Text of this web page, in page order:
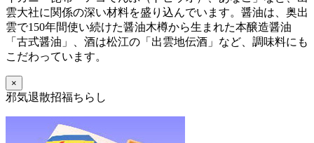
雲大社に関係の深い材料を盛り込んでいます。醤油は、奥出
雲で150年間使い続けた醤油木樽から生まれた本醸造醤油
「古式醤油」、酒は松江の「出雲地伝酒」など、調味料にも
こだわっています。
×
邪気退散招福ちらし